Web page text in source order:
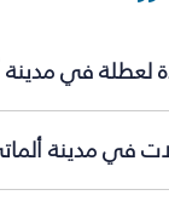
لعطلة في
في مدينة